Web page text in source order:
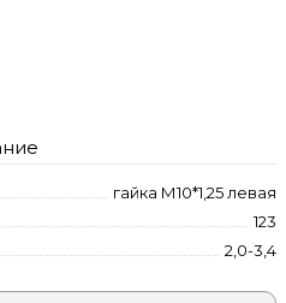
гайка М10*1,25 левая
123
2,0-3,4